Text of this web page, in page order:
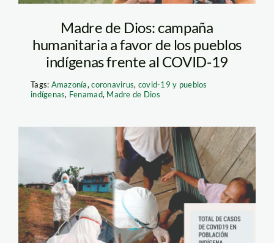
Madre de Dios: campaña
humanitaria a favor de los pueblos
indígenas frente al COVID-19
Tags: Amazonía,coronavirus, covid-19 y pueblos
indígenas, Fenamad, Madre de Dios
casoscovidLoretojunio